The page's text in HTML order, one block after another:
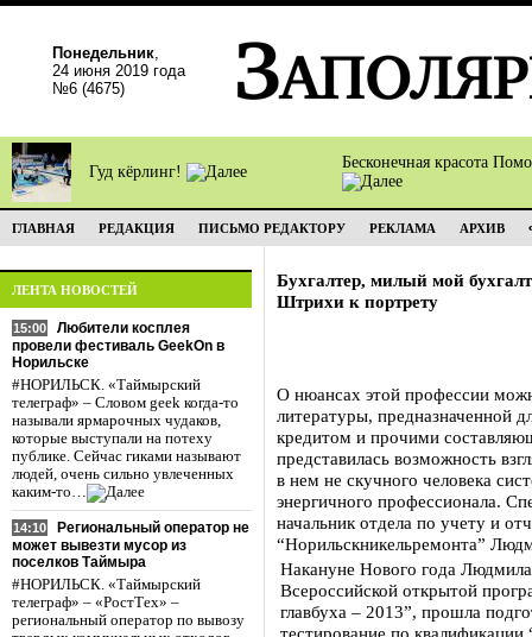
Понедельник,
24 июня 2019 года
№6 (4675)
Гуд кёрлинг!
Бесконечная красота
ГЛАВНАЯ РЕДАКЦИЯ ПИСЬМО РЕДАКТОРУ РЕКЛАМА АРХИВ
ЛЕНТА НОВОСТЕЙ
15:00
Любители косплея
провели фестиваль GeekOn в
Норильске
#НОРИЛЬСК. «Таймырский
телеграф» – Словом geek когда-то
называли ярмарочных чудаков,
которые выступали на потеху
публике. Сейчас гиками называют
людей, очень сильно увлеченных
каким-то…
14:10
Региональный оператор не
может вывезти мусор из
поселков Таймыра
#НОРИЛЬСК. «Таймырский
телеграф» – «РостТех» –
региональный оператор по вывозу
Бухгалтер, милый мой
Штрихи к портрету
О нюансах этой профессии
литературы, предназначенной
кредитом и прочими
представилась возможность
в нем не скучного человека
энергичного профессионала.
начальник отдела по учету и
“Норильскникельремонта”
Накануне Нового года
Всероссийской открытой
главбуха – 2013”, прошла
тестирование по квалификации